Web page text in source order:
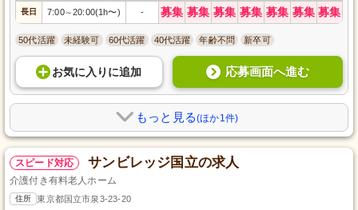
長日 7:00～20:00(1h〜) - 募集 募集 募集 募集 募集 募集 募集
50代活躍 未経験可 60代活躍 40代活躍 年齢不問 新卒可
お気に入り に追加 応募画面へ進む
もっと見る(ほか1件)
スピード対応 サンビレッジ国立の求人
介護付き有料老人ホーム
住所 東京都国立市泉3-23-20